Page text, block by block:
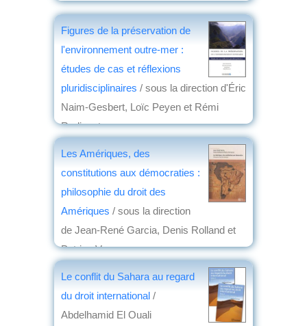
Figures de la préservation de
l'environnement outre-mer :
études de cas et réflexions
pluridisciplinaires / sous la direction d'Éric
Naim-Gesbert, Loïc Peyen et Rémi
Radiguet
Les Amériques, des
constitutions aux démocraties :
philosophie du droit des
Amériques / sous la direction
de Jean-René Garcia, Denis Rolland et
Patrice Vermeren
éd. Maison des sciences de l'homme,
Le conflit du Sahara au regard
du droit international /
Abdelhamid El Ouali